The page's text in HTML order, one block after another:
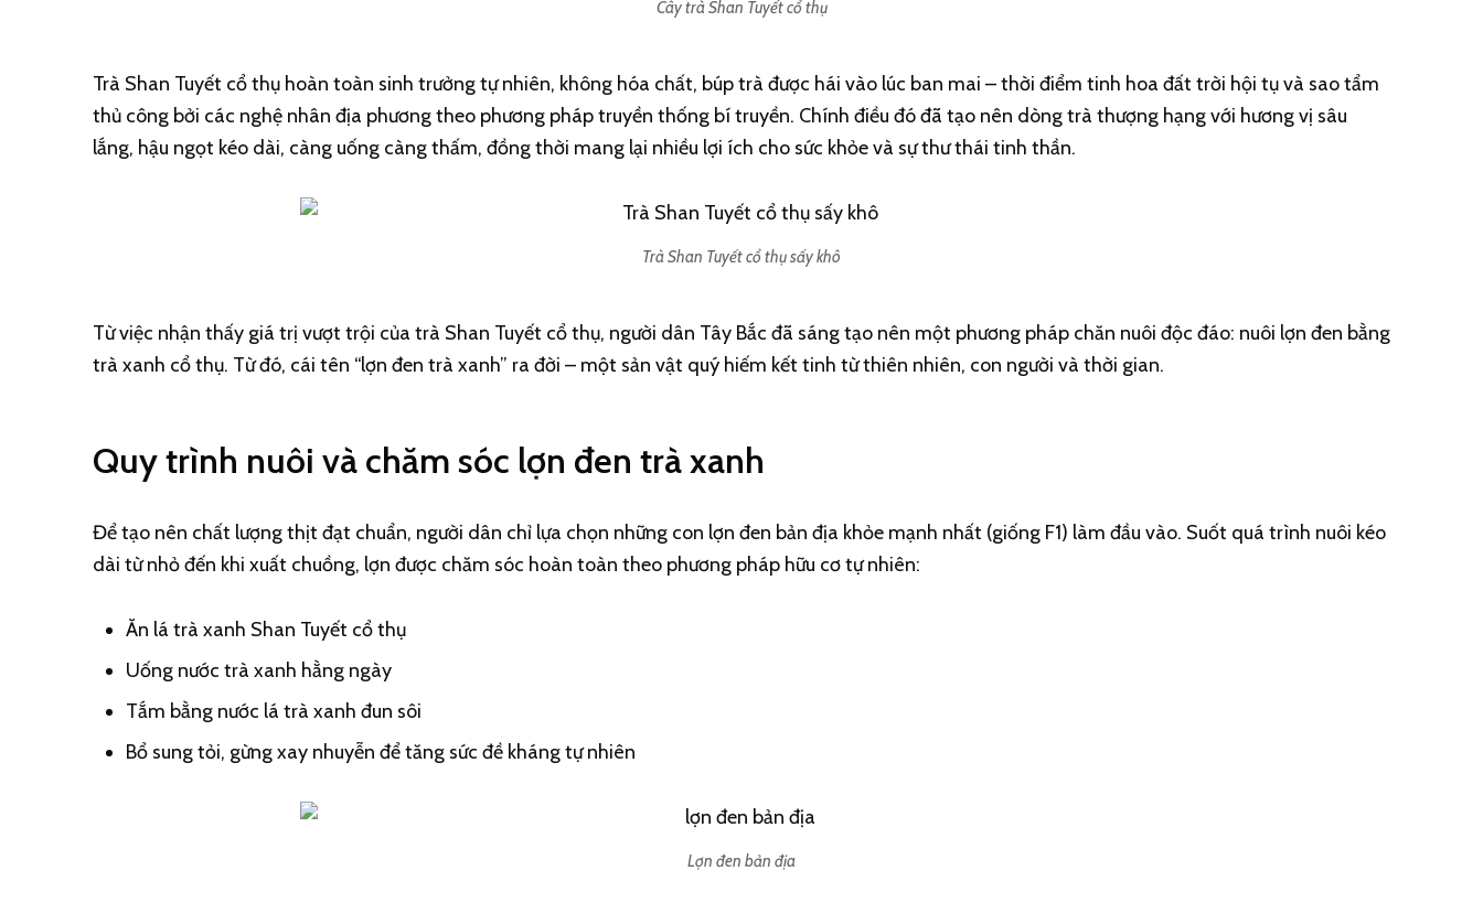
Cây trà Shan Tuyết cổ thụ
Trà Shan Tuyết cổ thụ hoàn toàn sinh trưởng tự nhiên, không hóa chất, búp trà được hái vào lúc ban mai – thời điểm tinh hoa đất trời hội tụ và sao tẩm
thủ công bởi các nghệ nhân địa phương theo phương pháp truyền thống bí truyền. Chính điều đó đã tạo nên dòng trà thượng hạng với hương vị sâu
lắng, hậu ngọt kéo dài, càng uống càng thấm, đồng thời mang lại nhiều lợi ích cho sức khỏe và sự thư thái tinh thần.
Trà Shan Tuyết cổ thụ sấy khô
Từ việc nhận thấy giá trị vượt trội của trà Shan Tuyết cổ thụ, người dân Tây Bắc đã sáng tạo nên một phương pháp chăn nuôi độc đáo: nuôi lợn đen bằng
trà xanh cổ thụ. Từ đó, cái tên “lợn đen trà xanh” ra đời – một sản vật quý hiếm kết tinh từ thiên nhiên, con người và thời gian.
Quy trình nuôi và chăm sóc lợn đen trà xanh
Để tạo nên chất lượng thịt đạt chuẩn, người dân chỉ lựa chọn những con lợn đen bản địa khỏe mạnh nhất (giống F1) làm đầu vào. Suốt quá trình nuôi kéo
dài từ nhỏ đến khi xuất chuồng, lợn được chăm sóc hoàn toàn theo phương pháp hữu cơ tự nhiên:
Ăn lá trà xanh Shan Tuyết cổ thụ
Uống nước trà xanh hằng ngày
Tắm bằng nước lá trà xanh đun sôi
Bổ sung tỏi, gừng xay nhuyễn để tăng sức đề kháng tự nhiên
Lợn đen bản địa